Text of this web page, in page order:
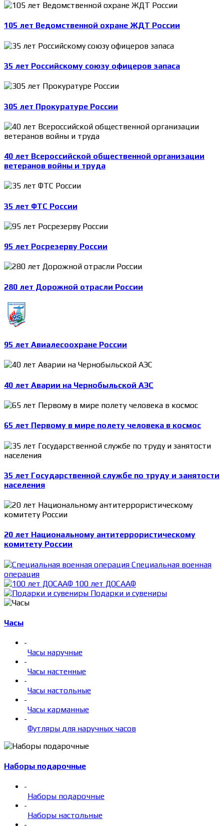
105 лет Ведомственной охране ЖДТ России
35 лет Российскому союзу офицеров запаса
305 лет Прокуратуре России
40 лет Всероссийской общественной организации
ветеранов войны и труда
35 лет ФТС России
95 лет Росрезерву России
280 лет Дорожной отрасли России
95 лет Авиалесоохране России
40 лет Аварии на Чернобыльской АЭС
65 лет Первому в мире полету человека в космос
35 лет Государственной службе по труду и занятости
населения
20 лет Национальному антитеррористическому
комитету России
Специальная военная
операция
100 лет ДОСААФ
Подарки и сувениры
Часы
-
Часы наручные
-
Часы настенные
-
Часы настольные
-
Часы карманные
-
Футляры для наручных часов
Наборы подарочные
-
Наборы подарочные
-
Наборы настольные